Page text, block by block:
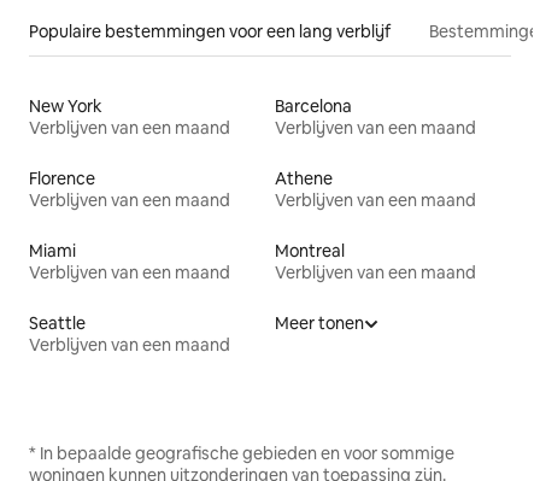
Populaire bestemmingen voor een lang verblijf
New York
Verblijven van een maand
Barcelona
Verblijven van een maand
Florence
Verblijven van een maand
Athene
Verblijven van een maand
Miami
Verblijven van een maand
Montreal
Verblijven van een maand
Seattle
Verblijven van een maand
Meer tonen
* In bepaalde geografische gebieden en voor sommige
woningen kunnen uitzonderingen van toepassing zijn.